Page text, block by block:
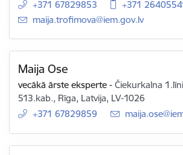
+371 67829853
+371
E-pasts:
maija.trofimova@iem.gov.lv
Maija Ose
vecākā ārste eksperte -Čiekurkalna
513.kab., Rīga, Latvija, LV-1026
+371 67829859
E-pasts: